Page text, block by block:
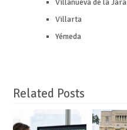
Villanueva de la Jara
Villarta
Yémeda
Related Posts